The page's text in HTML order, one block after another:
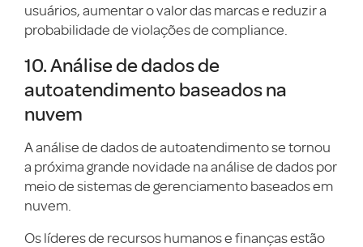
usuários, aumentar o valor das marcas e reduzir a
probabilidade de violações de compliance.
10. Análise de dados de
autoatendimento baseados na
nuvem
A análise de dados de autoatendimento se tornou
a próxima grande novidade na análise de dados por
meio de sistemas de gerenciamento baseados em
nuvem.
Os líderes de recursos humanos e finanças estão